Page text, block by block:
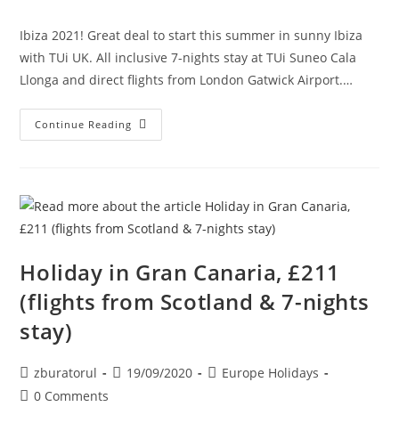
Ibiza 2021! Great deal to start this summer in sunny Ibiza
with TUi UK. All inclusive 7-nights stay at TUi Suneo Cala
Llonga and direct flights from London Gatwick Airport.…
Continue Reading Ibiza
2021!
Stay
+
Flights
From
£335
Pp.
Holiday in Gran Canaria, £211
(flights from Scotland & 7-nights
stay)
Post
author:
zburatorul
Post19/09/2020
PostEurope Holidays
Post0 Comments